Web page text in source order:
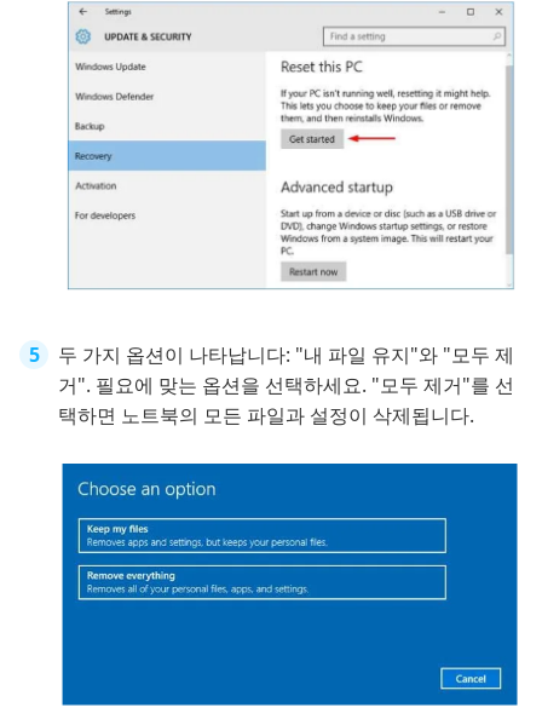
두 가지 옵션이 나타납니다: "내 파일 유지"와 "모두 제
거". 필요에 맞는 옵션을 선택하세요. "모두 제거"를 선
택하면 노트북의 모든 파일과 설정이 삭제됩니다.